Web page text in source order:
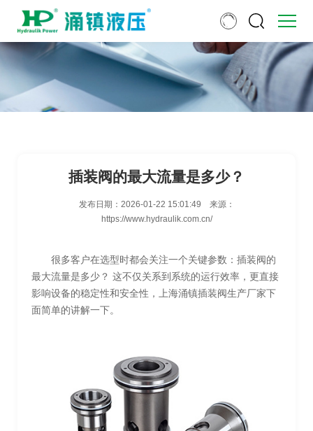
插装阀的最大流量是多少？
发布日期： 2026-01-22 15:01:49
来源：
https://www.hydraulik.com.cn/
很多客户在选型时都会关注一个关键参数：插装阀的
最大流量是多少？ 这不仅关系到系统的运行效率，更直接
影响设备的稳定性和安全性，上海涌镇插装阀生产厂家下
面简单的讲解一下。